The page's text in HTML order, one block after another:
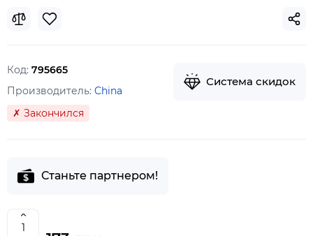
Код: 795665
Производитель: China
✗ Закончился
Система скидок
Станьте партнером!